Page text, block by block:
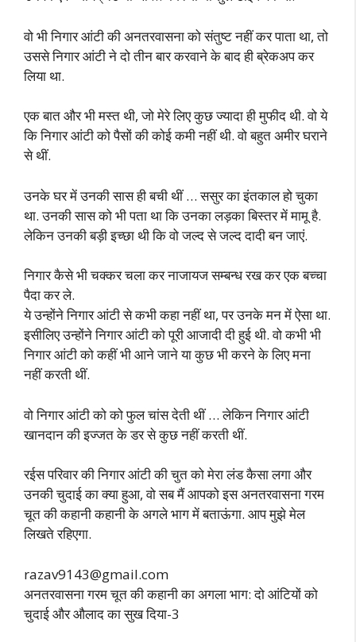
वो भी निगार आंटी की अनतरवासना को संतुष्ट नहीं कर पाता था, तो
उससे निगार आंटी ने दो तीन बार करवाने के बाद ही ब्रेकअप कर
लिया था.
एक बात और भी मस्त थी, जो मेरे लिए कुछ ज्यादा ही मुफीद थी. वो ये
कि निगार आंटी को पैसों की कोई कमी नहीं थी. वो बहुत अमीर घराने
से थीं.
उनके घर में उनकी सास ही बची थीं … ससुर का इंतकाल हो चुका
था. उनकी सास को भी पता था कि उनका लड़का बिस्तर में मामू है.
लेकिन उनकी बड़ी इच्छा थी कि वो जल्द से जल्द दादी बन जाएं.
निगार कैसे भी चक्कर चला कर नाजायज सम्बन्ध रख कर एक बच्चा
पैदा कर ले.
ये उन्होंने निगार आंटी से कभी कहा नहीं था, पर उनके मन में ऐसा था.
इसीलिए उन्होंने निगार आंटी को पूरी आजादी दी हुई थी. वो कभी भी
निगार आंटी को कहीं भी आने जाने या कुछ भी करने के लिए मना
नहीं करती थीं.
वो निगार आंटी को को फुल चांस देती थीं … लेकिन निगार आंटी
खानदान की इज्जत के डर से कुछ नहीं करती थीं.
रईस परिवार की निगार आंटी की चुत को मेरा लंड कैसा लगा और
उनकी चुदाई का क्या हुआ, वो सब मैं आपको इस अनतरवासना गरम
चूत की कहानी कहानी के अगले भाग में बताऊंगा. आप मुझे मेल
लिखते रहिएगा.
razav9143@gmail.com
अनतरवासना गरम चूत की कहानी का अगला भाग: दो आंटियों को
चुदाई और औलाद का सुख दिया-3